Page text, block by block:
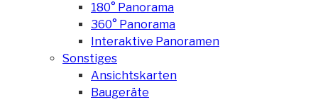
180° Panorama
360° Panorama
Interaktive Panoramen
Sonstiges
Ansichtskarten
Baugeräte